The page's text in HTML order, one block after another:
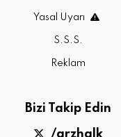
Yasal Uyarı
S.S.S.
Reklam
Bizi Takip Edin
/arzhalk